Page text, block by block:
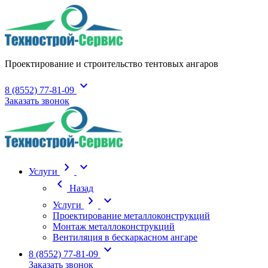
Проектирование и строительство тентовых ангаров
8 (8552) 77-81-09 expand_more
Заказать звонок
Услуги chevron_right
expand_more
chevron_left
Назад
Услуги
chevron_right expand_more
Проектирование металлоконструкций
Монтаж металлоконструкций
Вентиляция в бескаркасном ангаре
8 (8552) 77-81-09 expand_more
Заказать звонок